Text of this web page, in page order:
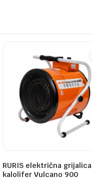
RURIS električna grijalica
kalolifer Vulcano 900